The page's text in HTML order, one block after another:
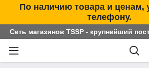
По наличию товара и ценам,
телефону.
Сеть магазинов TSSP - крупнейший